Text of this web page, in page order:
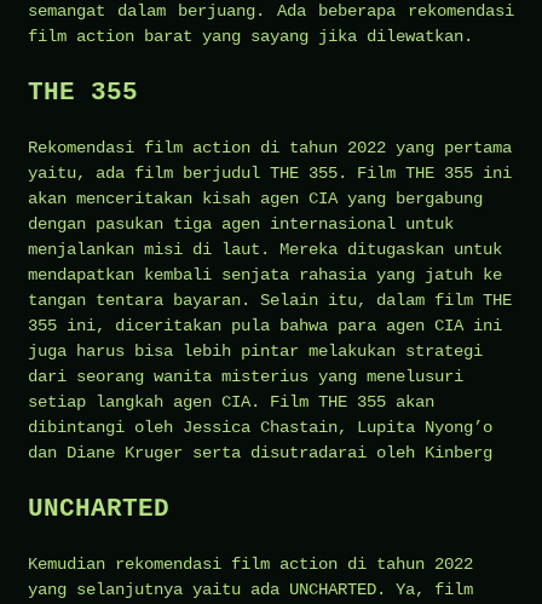
semangat dalam berjuang. Ada beberapa rekomendasi
film action barat yang sayang jika dilewatkan.
THE 355
Rekomendasi film action di tahun 2022 yang pertama
yaitu, ada film berjudul THE 355. Film THE 355 ini
akan menceritakan kisah agen CIA yang bergabung
dengan pasukan tiga agen internasional untuk
menjalankan misi di laut. Mereka ditugaskan untuk
mendapatkan kembali senjata rahasia yang jatuh ke
tangan tentara bayaran. Selain itu, dalam film THE
355 ini, diceritakan pula bahwa para agen CIA ini
juga harus bisa lebih pintar melakukan strategi
dari seorang wanita misterius yang menelusuri
setiap langkah agen CIA. Film THE 355 akan
dibintangi oleh Jessica Chastain, Lupita Nyong’o
dan Diane Kruger serta disutradarai oleh Kinberg
UNCHARTED
Kemudian rekomendasi film action di tahun 2022
yang selanjutnya yaitu ada UNCHARTED. Ya, film